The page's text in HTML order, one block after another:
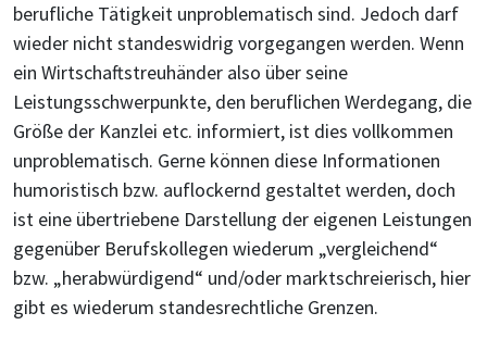
berufliche Tätigkeit unproblematisch sind. Jedoch darf
wieder nicht standeswidrig vorgegangen werden. Wenn
ein Wirtschaftstreuhänder also über seine
Leistungsschwerpunkte, den beruflichen Werdegang, die
Größe der Kanzlei etc. informiert, ist dies vollkommen
unproblematisch. Gerne können diese Informationen
humoristisch bzw. auflockernd gestaltet werden, doch
ist eine übertriebene Darstellung der eigenen Leistungen
gegenüber Berufskollegen wiederum „vergleichend“
bzw. „herabwürdigend“ und/oder marktschreierisch, hier
gibt es wiederum standesrechtliche Grenzen.